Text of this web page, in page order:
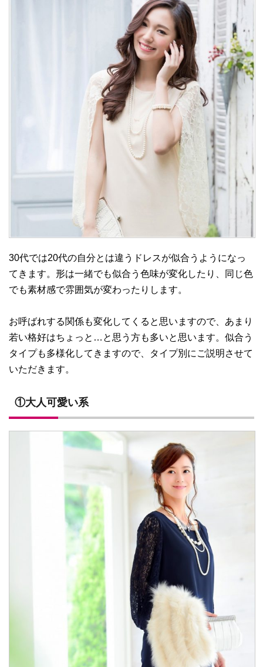
30代では20代の自分とは違うドレスが似合うようになっ
てきます。形は一緒でも似合う色味が変化したり、同じ色
でも素材感で雰囲気が変わったりします。
お呼ばれする関係も変化してくると思いますので、あまり
若い格好はちょっと…と思う方も多いと思います。似合う
タイプも多様化してきますので、タイプ別にご説明させて
いただきます。
①大人可愛い系